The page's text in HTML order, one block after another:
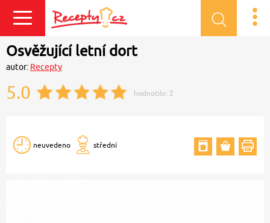
Přihlásit se
Osvěžující letní dort
autor: Recepty
5.0 hodnotilo: 2
neuvedeno střední